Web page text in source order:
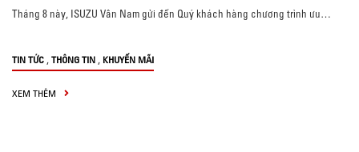
Tháng 8 này, ISUZU Vân Nam gửi đến Quý khách hàng chương trình ưu…
TIN TỨC , THÔNG TIN , KHUYẾN MÃI
XEM THÊM